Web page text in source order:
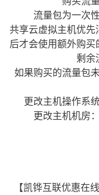
流量包为一次
共享云虚拟主机优
后才会使用额外购
剩余
如果购买的流量包
更改主机操作系
更改主机机房
【凯铧互联优惠在